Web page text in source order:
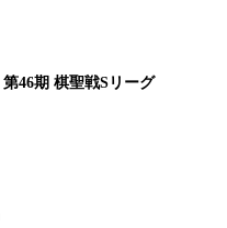
46期 棋聖戦Sリーグ